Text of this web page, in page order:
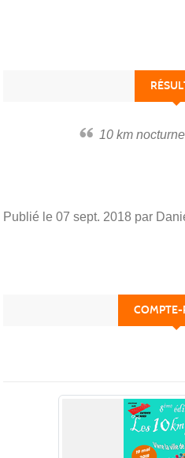
10 km
Publié le 07 sept. 2018 par
COMPTE-